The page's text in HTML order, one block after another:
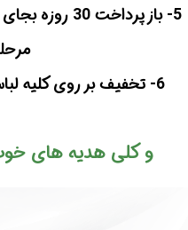
6- تخفیف بر روی کلیه لباس های بخش زدگی دارها
و کلی هدیه های خوب